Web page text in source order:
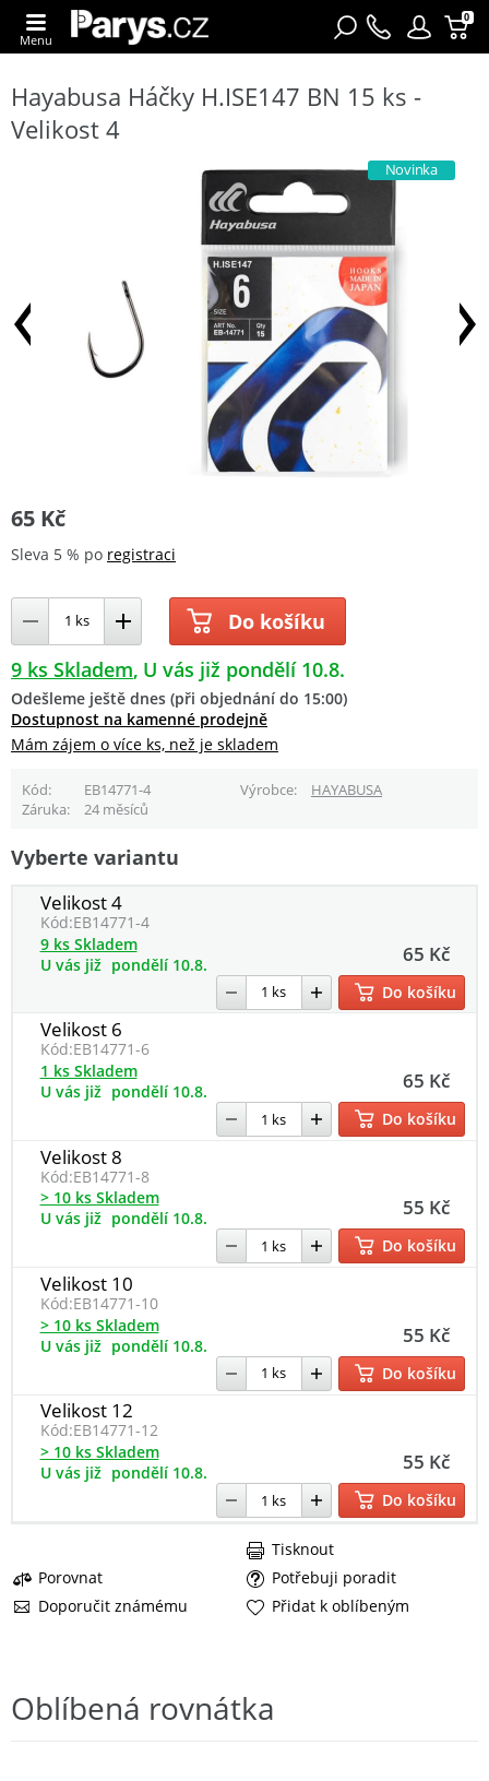
0
Menu
Hayabusa Háčky H.ISE147 BN 15 ks -
Velikost 4
Novinka
65 Kč
Sleva 5 % po registraci
Do košíku
9 ks Skladem U vás již pondělí 10.8.
Odešleme ještě dnes (při objednání do 15:00)
Dostupnost na kamenné prodejně
Mám zájem o více ks, než je skladem
Kód EB14771-4 Výrobce
HAYABUSA
Záruka
24 měsíců
Vyberte variantu
Velikost 4
Kód:EB14771-4
65 Kč
9 ks Skladem
U vás již pondělí 10.8.
Do košíku
Velikost 6
Kód:EB14771-6
65 Kč
1 ks Skladem
U vás již pondělí 10.8.
Do košíku
Velikost 8
Kód:EB14771-8
55 Kč
> 10 ks Skladem
U vás již pondělí 10.8.
Do košíku
Velikost 10
Kód:EB14771-10
55 Kč
> 10 ks Skladem
U vás již pondělí 10.8.
Do košíku
Velikost 12
Kód:EB14771-12
55 Kč
> 10 ks Skladem
U vás již pondělí 10.8.
Do košíku
Porovnat
Potřebuji poradit
Doporučit známému
Tisknout
Přidat k oblíbeným
Oblíbená rovnátka